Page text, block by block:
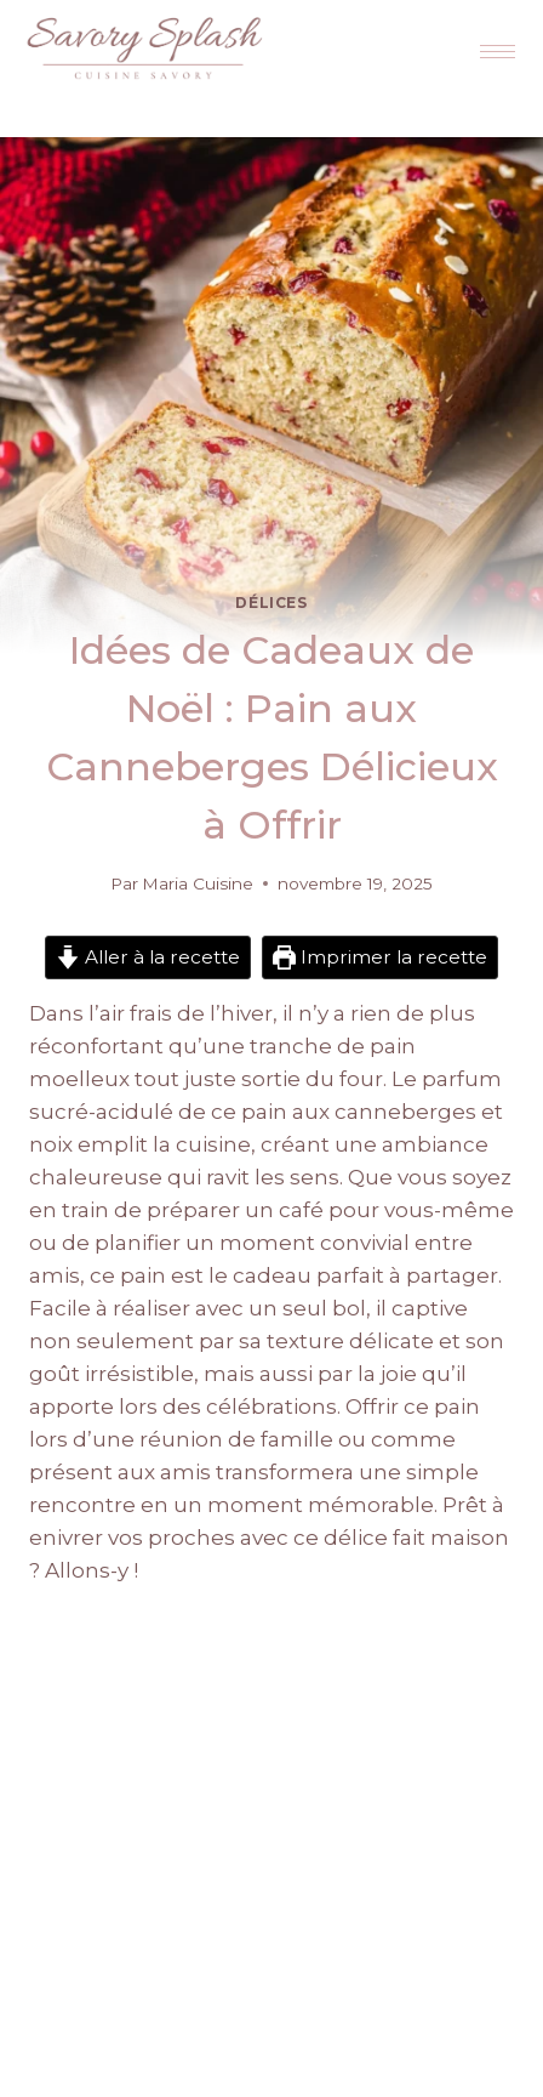
DÉLICES
Idées de Cadeaux de
Noël : Pain aux
Canneberges Délicieux
à Offrir
Par Maria Cuisine novembre 19, 2025
Aller à la recette Imprimer la recette
Dans l’air frais de l’hiver, il n’y a rien de plus
réconfortant qu’une tranche de pain
moelleux tout juste sortie du four. Le parfum
sucré-acidulé de ce pain aux canneberges et
noix emplit la cuisine, créant une ambiance
chaleureuse qui ravit les sens. Que vous soyez
en train de préparer un café pour vous-même
ou de planifier un moment convivial entre
amis, ce pain est le cadeau parfait à partager.
Facile à réaliser avec un seul bol, il captive
non seulement par sa texture délicate et son
goût irrésistible, mais aussi par la joie qu’il
apporte lors des célébrations. Offrir ce pain
lors d’une réunion de famille ou comme
présent aux amis transformera une simple
rencontre en un moment mémorable. Prêt à
enivrer vos proches avec ce délice fait maison
? Allons-y !